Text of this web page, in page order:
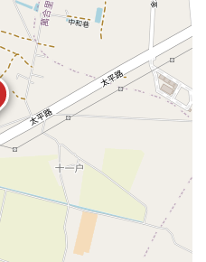
4樓
11~20樓